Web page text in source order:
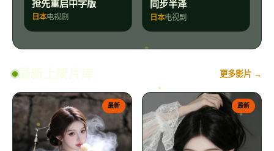
抢先重启中字版
日本电视剧
同步半泽
日本电视剧
最新上架片库 更多影片 →
最新 最新